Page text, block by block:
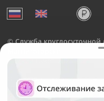
©Служба круглосуточной
Русский Букет, 2026
Общество с ограниченной
ОГРН: 1195476081745, ИНН:
Юридический адрес: г.